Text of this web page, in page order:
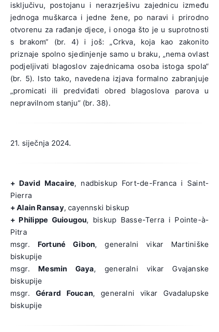
isključivu, postojanu i nerazrješivu zajednicu između
jednoga muškarca i jedne žene, po naravi i prirodno
otvorenu za rađanje djece, i onoga što je u suprotnosti
s brakom“ (br. 4) i još: „Crkva, koja kao zakonito
priznaje spolno sjedinjenje samo u braku, „nema ovlast
podjeljivati blagoslov zajednicama osoba istoga spola“
(br. 5). Isto tako, navedena izjava formalno zabranjuje
„promicati ili predviđati obred blagoslova parova u
nepravilnom stanju“ (br. 38).
21. siječnja 2024.
+ David Macaire, nadbiskup Fort-de-Franca i Saint-
Pierra
+ Alain Ransay, cayennski biskup
+ Philippe Guiougou, biskup Basse-Terra i Pointe-à-
Pitra
msgr. Fortuné Gibon, generalni vikar Martiniške
biskupije
msgr. Mesmin Gaya, generalni vikar Gvajanske
biskupije
msgr. Gérard Foucan, generalni vikar Gvadalupske
biskupije